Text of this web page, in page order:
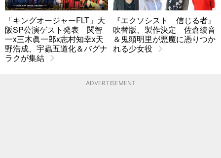
「キングオージャーFLT」大
阪SP公演ゲスト発表 関智
一x三木眞一郎x志村知幸x天
野浩成、宇蟲五道化＆バグナ
ラクが集結
『エクソシスト 信じる者』
吹替版、製作決定 佐倉綾音
＆鬼頭明里が悪魔に憑りつか
れる少女役
ADVERTISEMENT